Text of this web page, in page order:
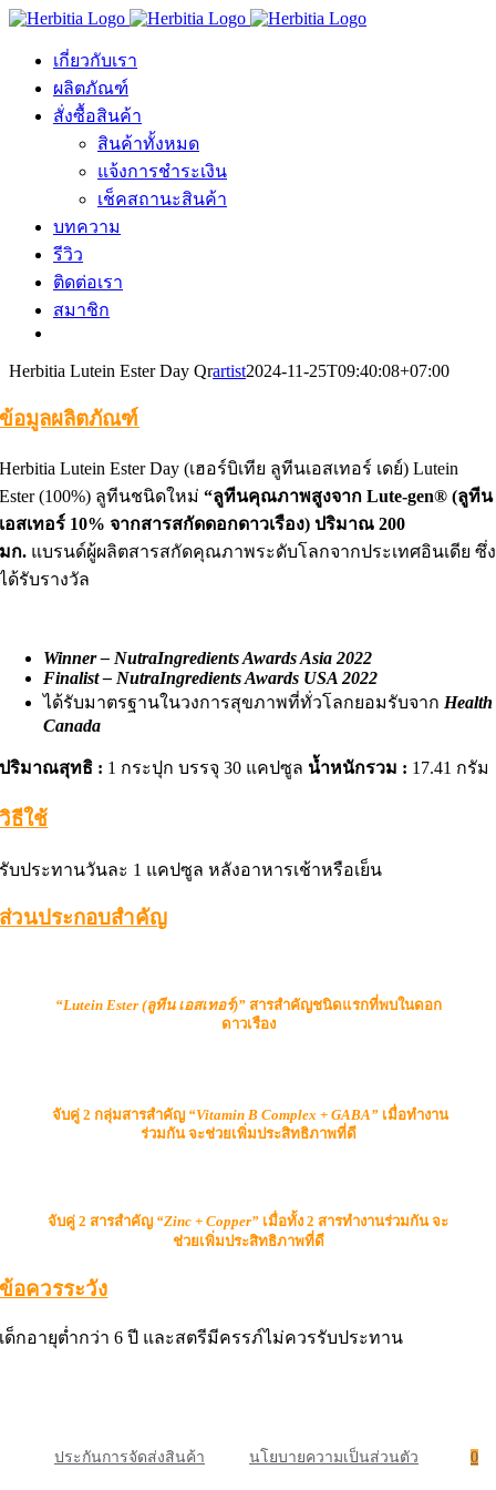
Skip
contentเกี่ยวกับเรา
ผลิตภัณฑ์
สั่งซื้อสินค้า
สินค้าทั้งหมด
แจ้งการชำระเงิน
เช็คสถานะสินค้า
บทความ
รีวิว
ติดต่อเรา
สมาชิก
Herbitia Lutein Ester Day Qrartist2024-11-25T09:40:08+07:00
ข้อมูลผลิตภัณฑ์
Herbitia Lutein Ester Day (เฮอร์บิเทีย ลูทีนเอสเทอร์ เดย์) Lutein
Ester (100%) ลูทีนชนิดใหม่“ลูทีนคุณภาพสูงจาก Lute-gen® (ลูทีน
เอสเทอร์ 10% จากสารสกัดดอกดาวเรือง) ปริมาณ 200
มก. แบรนด์ผู้ผลิตสารสกัดคุณภาพระดับโลกจากประเทศอินเดีย ซึ่ง
ได้รับรางวัล
Winner – NutraIngredients Awards Asia 2022
Finalist – NutraIngredients Awards USA 2022
ได้รับมาตรฐานในวงการสุขภาพที่ทั่วโลกยอมรับจากHealth
Canada
ปริมาณสุทธิ : 1 กระปุก บรรจุ 30 แคปซูล น้ำหนักรวม : 17.41 กรัม
วิธีใช้
รับประทานวันละ 1 แคปซูล หลังอาหารเช้าหรือเย็น
ส่วนประกอบสำคัญ
“Lutein Ester (ลูทีน เอสเทอร์)”สารสำคัญชนิดแรกที่พบในดอก
ดาวเรือง
จับคู่ 2 กลุ่มสารสำคัญ “VitaminB Complex + GABA”เมื่อทำงาน
ร่วมกัน จะช่วยเพิ่มประสิทธิภาพที่ดี
จับคู่ 2 สารสำคัญ “Zinc + Copper” เมื่อทั้ง 2 สารทำงานร่วมกัน จะ
ช่วยเพิ่มประสิทธิภาพที่ดี
ข้อควรระวัง
เด็กอายุต่ำกว่า 6 ปี และสตรีมีครรภ์ไม่ควรรับประทาน
ประกันการจัดส่งสินค้า นโยบายความเป็นส่วนตัว 0